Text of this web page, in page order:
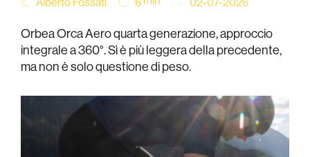
Orbea Orca Aero quarta generazione, approccio
integrale a 360°. Sì è più leggera della precedente,
ma non è solo questione di peso.